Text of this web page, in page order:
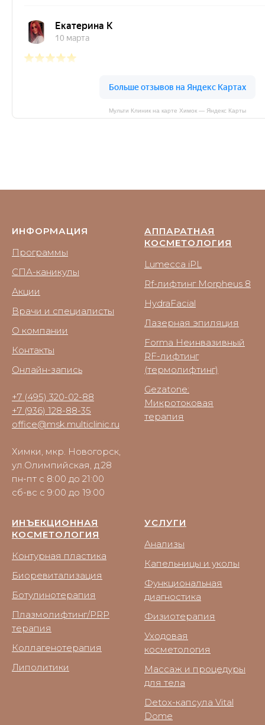
Мульти Клиник на карте Химок — Яндекс Карты
ИНФОРМАЦИЯ
Программы
СПА-каникулы
Акции
Врачи и специалисты
О компании
Контакты
Онлайн-запись
+7 (495) 320-02-88
+7 (936) 128-88-35
office@msk.multiclinic.ru
Химки, мкр. Новогорск,
ул.Олимпийская, д.28
пн-пт с 8:00 до 21:00
сб-вс с 9:00 до 19:00
АППАРАТНАЯ
КОСМЕТОЛОГИЯ
Lumecca iPL
Rf-лифтинг Morpheus 8
HydraFacial
Лазерная эпиляция
Forma Неинвазивный
RF-лифтинг
(термолифтинг)
Gezatone:
Микротоковая
терапия
ИНЪЕКЦИОННАЯ
КОСМЕТОЛОГИЯ
Контурная пластика
Биоревитализация
Ботулинотерапия
Плазмолифтинг/PRP
терапия
Коллагенотерапия
Липолитики
УСЛУГИ
Анализы
Капельницы и уколы
Функциональная
диагностика
Физиотерапия
Уходовая
косметология
Массаж и процедуры
для тела
Detox-капсула Vital
Dome